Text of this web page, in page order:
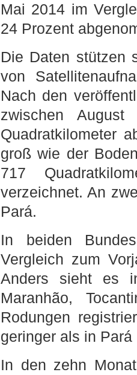
Mai 2014 im
24 Prozent
Die Daten stützen
von
Nach den
zwischen
Quadratkilometer
groß wie der
717
verzeichnet. An
Pará.
In beiden
Vergleich zum
Anders sieht es
Maranhão,
Rodungen
geringer als in
In den zehn